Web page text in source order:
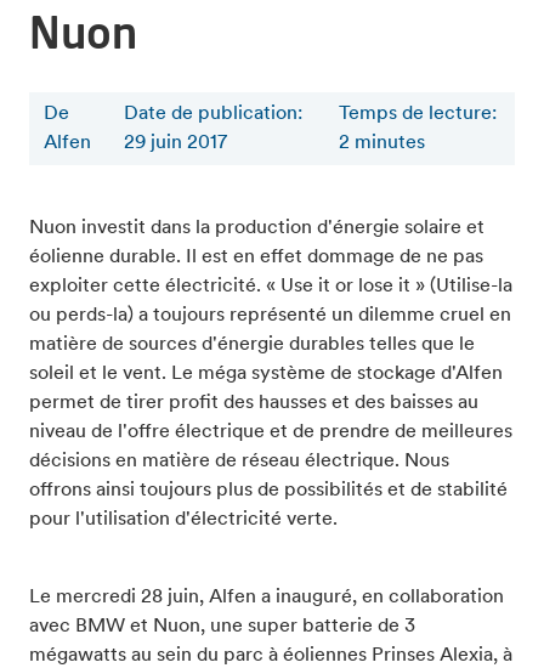
Nuon
De
Alfen
Date de publication:
29 juin 2017
Temps de lecture:
2 minutes
Nuon investit dans la production d'énergie solaire et
éolienne durable. Il est en effet dommage de ne pas
exploiter cette électricité. « Use it or lose it » (Utilise-la
ou perds-la) a toujours représenté un dilemme cruel en
matière de sources d'énergie durables telles que le
soleil et le vent. Le méga système de stockage d'Alfen
permet de tirer profit des hausses et des baisses au
niveau de l'offre électrique et de prendre de meilleures
décisions en matière de réseau électrique. Nous
offrons ainsi toujours plus de possibilités et de stabilité
pour l'utilisation d'électricité verte.
Le mercredi 28 juin, Alfen a inauguré, en collaboration
avec BMW et Nuon, une super batterie de 3
mégawatts au sein du parc à éoliennes Prinses Alexia, à